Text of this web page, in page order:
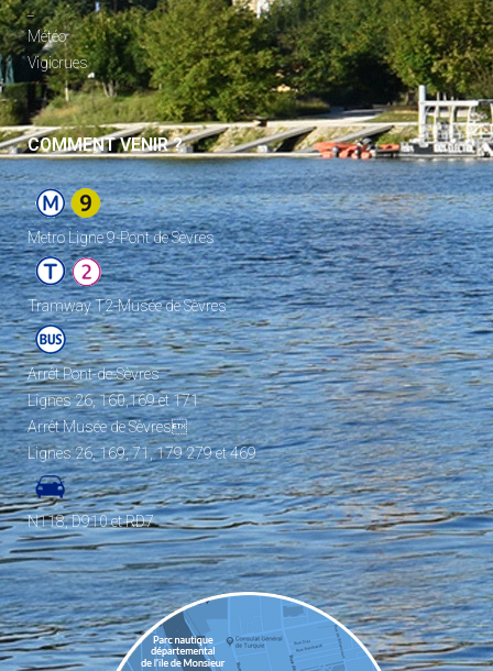
_
Météo
Vigicrues
COMMENT VENIR ?
Metro Ligne 9-Pont de Sèvres
Tramway T2-Musée de Sèvres
Arrêt Pont-de-Sèvres
Lignes 26, 160,169 et 171
Arrêt Musée de Sèvres
Lignes 26, 169, 71, 179 279 et 469
N118, D910 et RD7